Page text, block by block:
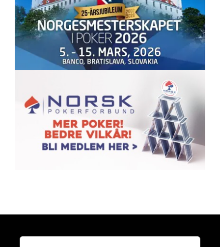
Søk